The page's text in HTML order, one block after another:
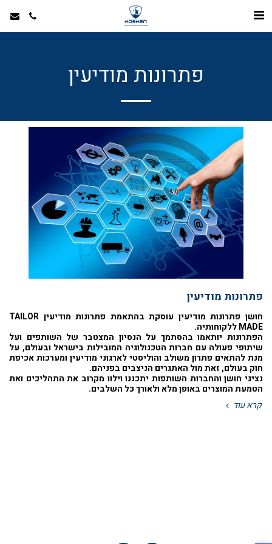
פתרונות מודיעין
פתרונות מודיעין
חושן פתרונות מודיעין עוסקת בהתאמת פתרונות מודיעין TAILOR
MADE ללקוחותיה.
הפתרונות יותאמו בהסתמך על הנסיון המצטבר של השותפים ועל
שיתופי פעולה עם חברות הטכנולוגיה המובילות בישראל ובעולם, על
מנת להתאים פתרון משולב והוליסטי לארגוני מודיעין ומערכות אכיפת
חוק בעולם, זאת מול האתגרים הניצבים בפניהם.
נציגי חושן והחברות השותפות יתכננו וילוו מקרוב את התהליכים ואת
הטמעת המוצרים באופן מלא ולאורך כל השלבים.
קרא עוד